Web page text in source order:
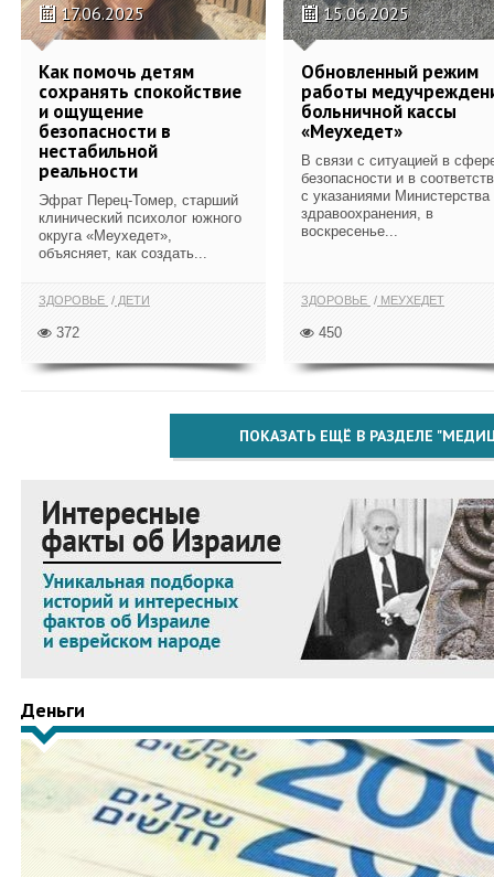
17.06.2025
Как помочь детям
сохранять спокойствие
и ощущение
безопасности в
нестабильной
реальности
Эфрат Перец-Томер, старший
клинический психолог южного
округа «Меухедет»,
объясняет, как создать...
ЗДОРОВЬЕ ДЕТИ
372
15.06.2025
Обновленный режим
работы
больничной кассы
«Меухедет»
В связи с ситуацией в
безопасности и в
с указаниями Министерства
здравоохранения, в
воскресенье...
ЗДОРОВЬЕ МЕУХЕДЕТ
450
ПОКАЗАТЬ ЕЩЁ В РАЗДЕЛЕ
Деньги